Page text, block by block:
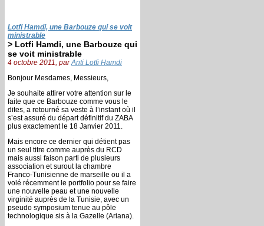
Lotfi Hamdi, une Barbouze qui se voit
ministrable
> Lotfi Hamdi, une Barbouze qui
se voit ministrable
4 octobre 2011, parAnti Lotfi Hamdi
Bonjour Mesdames, Messieurs,
Je souhaite attirer votre attention sur le
faite que ce Barbouze comme vous le
dites, a retourné sa veste à l’instant où il
s’est assuré du départ définitif du ZABA
plus exactement le 18 Janvier 2011.
Mais encore ce dernier qui détient pas
un seul titre comme auprès du RCD
mais aussi faison parti de plusieurs
association et surout la chambre
Franco-Tunisienne de marseille ou il a
volé récemment le portfolio pour se faire
une nouvelle peau et une nouvelle
virginité auprès de la Tunisie, avec un
pseudo symposium tenue au pôle
technologique sis à la Gazelle (Ariana).